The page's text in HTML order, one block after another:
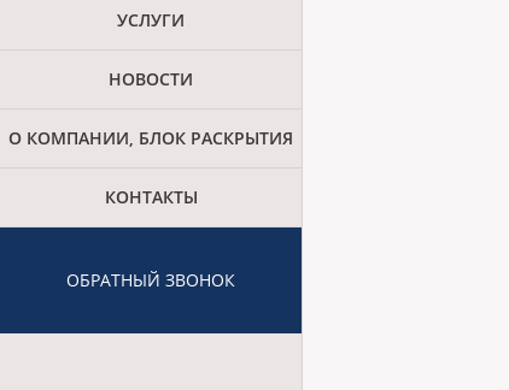
УСЛУГИ
НОВОСТИ
О КОМПАНИИ, БЛОК РАСКРЫТИЯ
КОНТАКТЫ
ОБРАТНЫЙ ЗВОНОК